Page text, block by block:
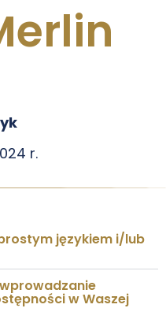
r.
językiem i/lub
w Waszej